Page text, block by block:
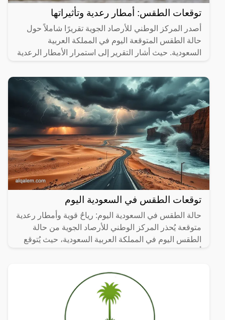
توقعات الطقس: أمطار رعدية وتأثيراتها
أصدر المركز الوطني للأرصاد الجوية تقريرًا شاملاً حول
حالة الطقس المتوقعة اليوم في المملكة العربية
السعودية. حيث أشار التقرير إلى استمرار الأمطار الرعدية
توقعات الطقس في السعودية اليوم
حالة الطقس في السعودية اليوم: رياحٌ قوية وأمطار رعدية
متوقعة يُحذر المركز الوطني للأرصاد الجوية من حالة
الطقس اليوم في المملكة العربية السعودية، حيث يُتوقع